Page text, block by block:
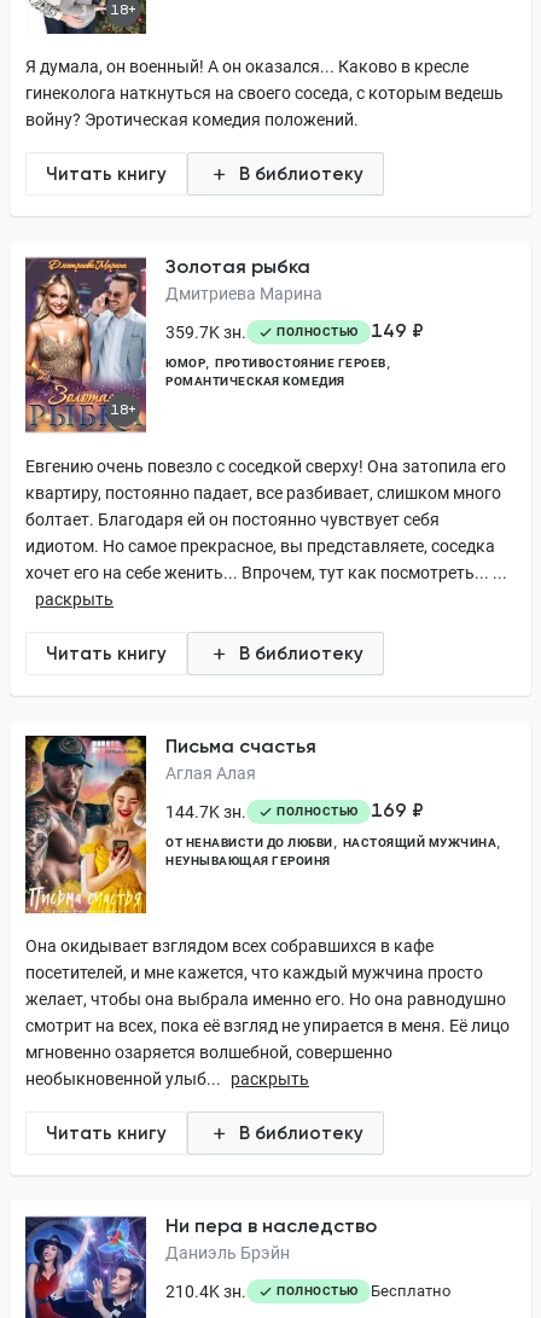
18+
Я думала, он военный! А он оказался... Каково в кресле
гинеколога наткнуться на своего соседа, с которым ведешь
войну? Эротическая комедия положений.
Читать книгу В библиотеку
18+
Золотая рыбка
Дмитриева Марина
359.7K зн.
ПОЛНОСТЬЮ 149 ₽
ЮМОР
ПРОТИВОСТОЯНИЕ ГЕРОЕВ
РОМАНТИЧЕСКАЯ КОМЕДИЯ
Евгению очень повезло с соседкой сверху! Она затопила его
квартиру, постоянно падает, все разбивает, слишком много
болтает. Благодаря ей он постоянно чувствует себя
идиотом. Но самое прекрасное, вы представляете, соседка
хочет его на себе женить... Впрочем, тут как посмотреть... ...
раскрыть
Читать книгу В библиотеку
Письма счастья
Аглая Алая
144.7K зн.
ПОЛНОСТЬЮ 169 ₽
ОТ НЕНАВИСТИ ДО ЛЮБВИ
НАСТОЯЩИЙ МУЖЧИНА
НЕУНЫВАЮЩАЯ ГЕРОИНЯ
Она окидывает взглядом всех собравшихся в кафе
посетителей, и мне кажется, что каждый мужчина просто
желает, чтобы она выбрала именно его. Но она равнодушно
смотрит на всех, пока её взгляд не упирается в меня. Её лицо
мгновенно озаряется волшебной, совершенно
необыкновенной улыб...
раскрыть
Читать книгу В библиотеку
Ни пера в наследство
Даниэль Брэйн
210.4K зн.
ПОЛНОСТЬЮ Бесплатно